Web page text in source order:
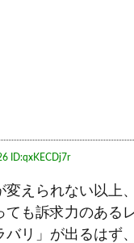
ID:qxKECDj7r
えられない以上、
ても訴求力のある
バリ」が出るはず